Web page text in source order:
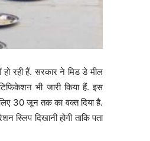
रही हैं. सरकार ने मिड डे मील
भी जारी किया हैं. इस
30 जून तक का वक्त दिया है.
दिखानी होगी ताकि पता